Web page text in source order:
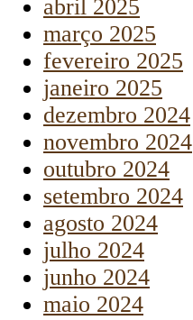
abril 2025
março 2025
fevereiro 2025
janeiro 2025
dezembro 2024
novembro 2024
outubro 2024
setembro 2024
agosto 2024
julho 2024
junho 2024
maio 2024